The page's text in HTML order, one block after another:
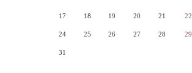
17 18 19 20 21 22
24 25 26 27 28 29
31